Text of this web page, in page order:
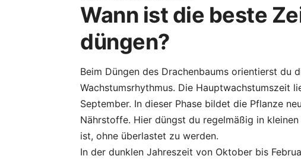
Wann ist die beste
düngen?
Beim Düngen des Drachenbaums orientierst du
Wachstumsrhythmus. Die Hauptwachstumszeit
September. In dieser Phase bildet die Pflanze
Nährstoffe. Hier düngst du regelmäßig in
ist, ohne überlastet zu werden.
In der dunklen Jahreszeit von Oktober bis